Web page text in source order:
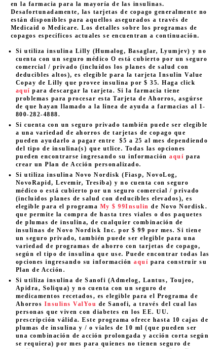
en la farmacia para la mayoría de las insulinas.
Desafortunadamente, las tarjetas de copago generalmente no
están disponibles para aquellos asegurados a través de
Medicaid o Medicare. Los detalles sobre los programas de
copagos específicos actuales se encuentran a continuación.
Si utiliza insulina Lilly (Humalog, Basaglar, Lyumjev) y no
cuenta con un seguro médico O está cubierto por un seguro
comercial / privado (incluídos los planes de salud con
deducibles altos), es elegible para la tarjeta Insulin Value
Copay de Lilly que provee insulina por $ 35. Haga click
aquí para descargar la tarjeta. Si la farmacia tiene
problemas para procesar esta Tarjeta de Ahorros, asgúrse
de que hayan llamado a la línea de ayuda a farmacias al 1-
800-282-4888.
Si cuenta con un seguro privado también puede ser elegible
a una variedad de ahorros de tarjetas de copago que
pueden ayudarlo a pagar entre $5 a 25 al mes dependiendo
del tipo de insulina(s) que utlice. Todas las opciones
pueden encontrarse ingresando su informaciónaquí para
crear un Plan de Acción personalizado.
Si utiliza insulina Novo Nordisk (Fiasp, NovoLog,
NovoRapid, Levemir, Tresiba) y no cuenta con seguro
médico o está cubierto por un seguro comercial / privado
(incluidos planes de salud con deducibles elevados), es
elegible para el programa My $ 99Insulin de Novo Nordisk.
que permite la compra de hasta tres viales o dos paquetes
de plumas de insulina, de cualquier combinación de
insulinas de Novo Nordisk Inc. por $ 99 por mes. Si tiene
un seguro privado, también puede ser elegible para una
variedad de programas de ahorro con tarjetas de copago,
según el tipo de insulina que use. Puede encontrar todas las
opciones ingresando su informaciónaquí para construir su
Plan de Acción.
Si utiliza insulina de Sanofi (Admelog, Lantus, Toujeo,
Apidra, Soliqua) y no cuenta con un seguro de
medicamentos recetados, es elegible para el Programa de
Ahorros Insulins ValYou de Sanofi, a través del cual las
personas que viven con diabetes en los EE. UU.
prescripción válida. Este programa ofrece hasta 10 cajas de
plumas de insulina y / o viales de 10 ml (que pueden ser
una combinación de acción prolongada y acción corta según
se requiera) por mes para quienes no tienen seguro de